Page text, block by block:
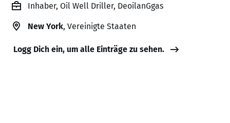
Inhaber, Oil Well Driller, DeoilanGgas
New York, Vereinigte Staaten
Logg Dich ein, um alle Einträge zu sehen.